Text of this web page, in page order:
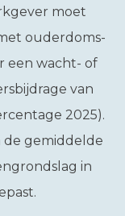
moet
ouderdoms-
een wacht- of
van
2025).
de gemiddelde
in